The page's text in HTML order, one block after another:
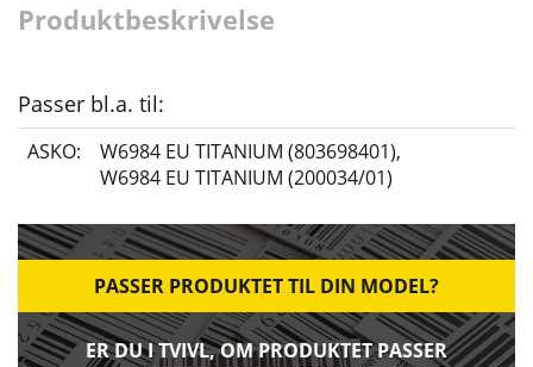
Produktbeskrivelse
Passer bl.a. til:
ASKO: W6984 EU TITANIUM (803698401),
W6984 EU TITANIUM (200034/01)
PASSER PRODUKTET TIL DIN MODEL?
ER DU I TVIVL, OM PRODUKTET PASSER